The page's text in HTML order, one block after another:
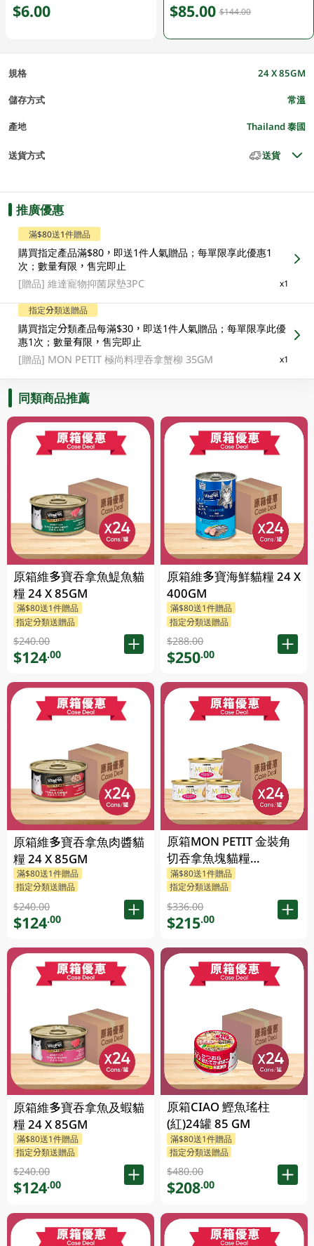
$6.00 $85.00 $144.00
規格 24 X 85GM
儲存方式 常溫
產地 Thailand 泰國
送貨方式 送貨
推廣優惠
滿$80送1件贈品
購買指定產品滿$80，即送1件人氣贈品；每單限享此優惠1
次；數量有限，售完即止
[贈品]維達寵物抑菌尿墊3PC x1
指定分類送贈品
購買指定分類產品每滿$30，即送1件人氣贈品；每單限享此優
惠1次；數量有限，售完即止
[贈品] MON PETIT 極尚料理吞拿蟹柳 35GM x1
同類商品推薦
原箱維多寶吞拿魚鯷魚貓
糧 24 X 85GM
滿$80送1件贈品
指定分類送贈品
$240.00
$124.00
原箱維多寶吞拿魚肉醬貓
糧 24 X 85GM
滿$80送1件贈品
指定分類送贈品
$240.00
$124.00
原箱維多寶吞拿魚及蝦貓
糧 24 X 85GM
滿$80送1件贈品
指定分類送贈品
$240.00
$124.00
原箱維多寶海鮮貓糧 24 X
400GM
滿$80送1件贈品
指定分類送贈品
$288.00
$250.00
原箱MON PETIT 金裝角
切吞拿魚塊貓糧
24X85GM
滿$80送1件贈品
指定分類送贈品
$336.00
$215.00
原箱CIAO 鰹魚瑤柱
(紅)24罐 85 GM
滿$80送1件贈品
指定分類送贈品
$480.00
$208.00